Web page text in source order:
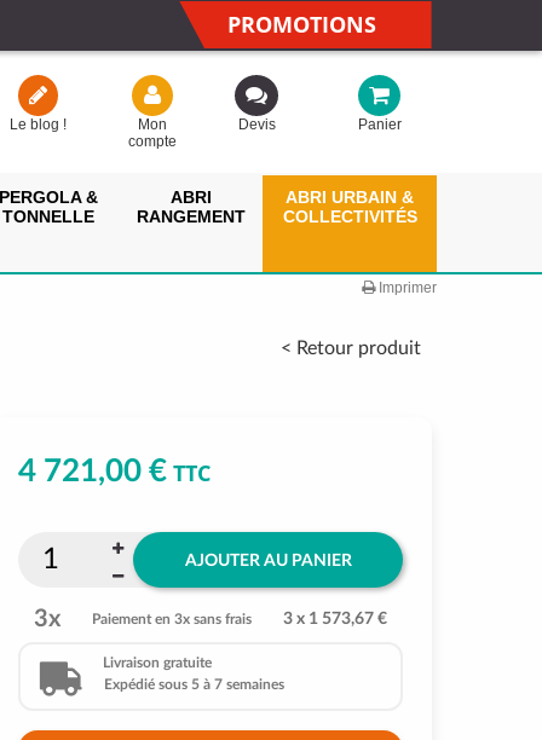
PROMOTIONS
Le blog !
Mon
compte
Devis Panier
PERGOLA &
TONNELLE
ABRI
RANGEMENT
ABRI URBAIN &
COLLECTIVITÉS
Imprimer
< Retour produit
4 721,00 €TTC
AJOUTER AU PANIER
3x Paiement en 3x sans frais 3 x 1 573,67 €
Livraison gratuite
Expédié sous 5 à 7 semaines